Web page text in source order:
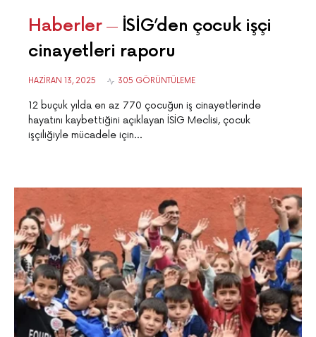
Haberler
İSİG’den çocuk işçi
cinayetleri raporu
HAZIRAN 13, 2025 305 GÖRÜNTÜLEME
12 buçuk yılda en az 770 çocuğun iş cinayetlerinde
hayatını kaybettiğini açıklayan İSİG Meclisi, çocuk
işçiliğiyle mücadele için…